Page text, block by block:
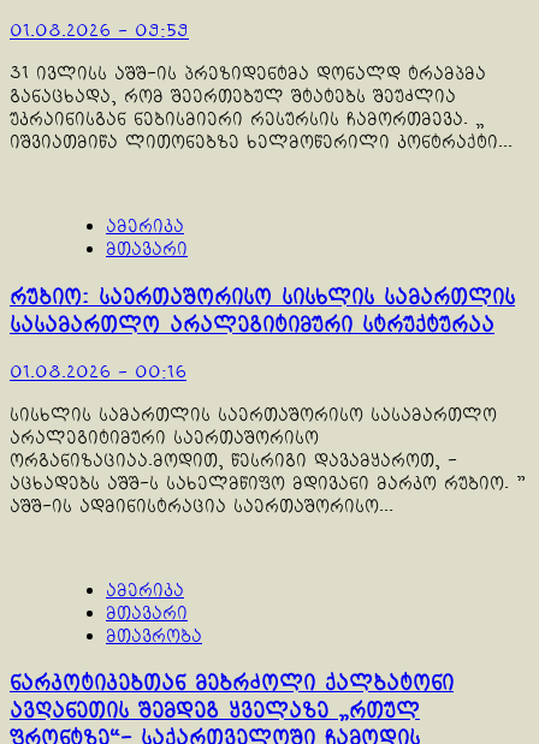
01.08.2026 - 09:59
31 ივლისს აშშ-ის პრეზიდენტმა დონალდ ტრამპმა
განაცხადა, რომ შეერთებულ შტატებს შეუძლია
უკრაინისგან ნებისმიერი რესურსის ჩამორთმევა. „
იშვიათმიწა ლითონებზე ხელმოწერილი კონტრაქტი...
ამერიკა
მთავარი
რუბიო: საერთაშორისო სისხლის სამართლის
სასამართლო არალეგიტიმური სტრუქტურაა
01.08.2026 - 00:16
სისხლის სამართლის საერთაშორისო სასამართლო
არალეგიტიმური საერთაშორისო
ორგანიზაციაა.მოდით, წესრიგი დავამყაროთ, -
აცხადებს აშშ-ს სახელმწიფო მდივანი მარკო რუბიო. "
აშშ-ის ადმინისტრაცია საერთაშორისო...
ამერიკა
მთავარი
მთავრობა
ნარკოტიკებთან მებრძოლი ქალბატონი
ავღანეთის შემდეგ ყველაზე „რთულ